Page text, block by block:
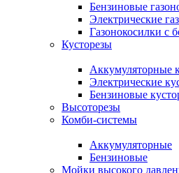
Бензиновые
Электрические
Газонокосилки с
Кусторезы
Аккумуляторные
Электрические
Бензиновые
Высоторезы
Комби-системы
Аккумуляторные
Бензиновые
Мойки высокого